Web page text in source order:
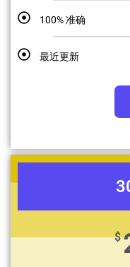
100% 准确
最近更新
$